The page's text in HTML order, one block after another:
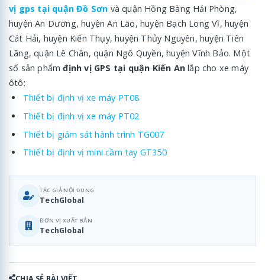
vị gps tại quận Đồ Sơn và quận Hồng Bàng Hải Phòng,
huyện An Dương, huyện An Lão, huyện Bạch Long Vĩ, huyện
Cát Hải, huyện Kiến Thụy, huyện Thủy Nguyên, huyện Tiên
Lãng, quận Lê Chân, quận Ngô Quyền, huyện Vĩnh Bảo. Một
số sản phẩmđịnh vị GPS tại quận Kiến An lắp cho xe máy
ôtô:
Thiết bị định vị xe máy PT08
Thiết bị định vị xe máy PT02
Thiết bị giám sát hành trình TG007
Thiết bị định vị mini cầm tay GT350
TÁC GIẢ NỘI DUNG
TechGlobal
ĐƠN VỊ XUẤT BẢN
TechGlobal